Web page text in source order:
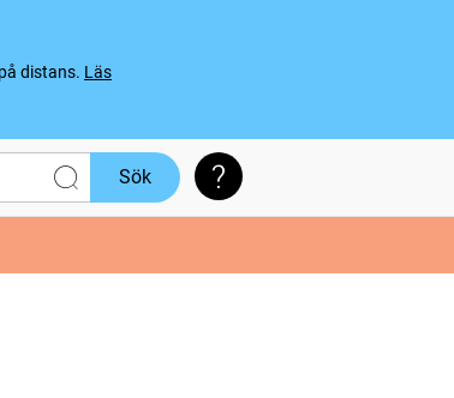
distans. Läs
Sök Söktips